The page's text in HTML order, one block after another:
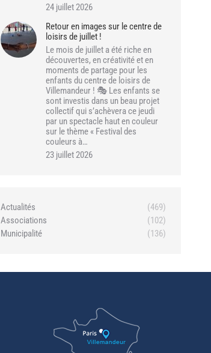
24 juillet 2026
Retour en images sur le centre de
loisirs de juillet !
Le mois de juillet a été riche en
découvertes, en créativité et en
moments de partage pour les
enfants du centre de loisirs de
Villemandeur ! 🎭 Les enfants se
sont investis dans un beau projet
collectif qui s’achèvera ce jeudi
par un spectacle haut en couleur
sur le thème « Festival des
couleurs à…
23 juillet 2026
Actualités
(469)
Associations
(102)
Municipalité
(136)